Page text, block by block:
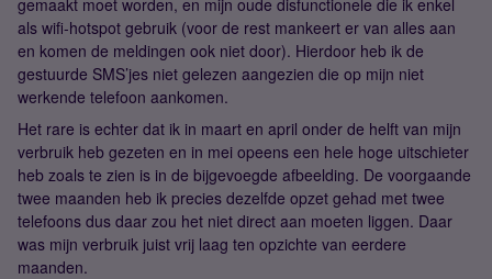
gemaakt moet worden, en mijn oude disfunctionele die ik enkel
als wifi-hotspot gebruik (voor de rest mankeert er van alles aan
en komen de meldingen ook niet door). Hierdoor heb ik de
gestuurde SMS’jes niet gelezen aangezien die op mijn niet
werkende telefoon aankomen.
Het rare is echter dat ik in maart en april onder de helft van mijn
verbruik heb gezeten en in mei opeens een hele hoge uitschieter
heb zoals te zien is in de bijgevoegde afbeelding. De voorgaande
twee maanden heb ik precies dezelfde opzet gehad met twee
telefoons dus daar zou het niet direct aan moeten liggen. Daar
was mijn verbruik juist vrij laag ten opzichte van eerdere
maanden.